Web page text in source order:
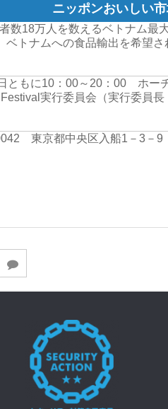
ニッポンおいしい
数18万人を数えるベトナム
ベトナムへの食品輸出を希望さ
もに10：00～20：00 ホー
実行委員会（実行委員長
東京都中央区入船1－3－